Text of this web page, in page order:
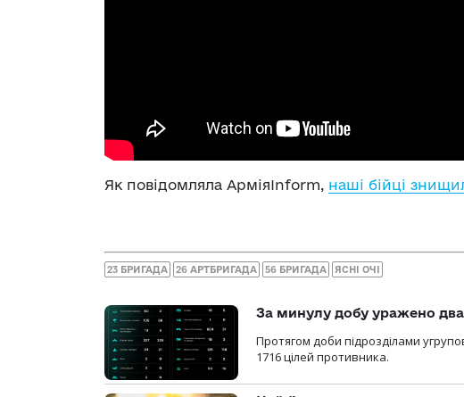
Як повідомляла АрміяInform, наші бійці
23 БРИГАДА 26 АРТБРИГАДА 56 БРИГАДА ЯСНІ ОЧІ
За минулу добу уражено
Протягом доби підрозділами
1716 цілей противника.